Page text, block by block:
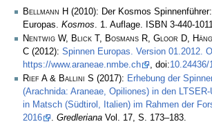
Bellmann H (2010): Der Kosmos
Europas. Kosmos . 1. Auflage. ISBN 3-440-
Nentwig W, Blick T, Bosmans R, Gloor D,
C (2012): Spinnen Europas. Version 01.2012.
https://www.araneae.nmbe.ch
, doi:10.24436/1
Rief A & Ballini S (2017): Erhebung der
(Arachnida: Araneae, Opiliones) in den
in Matsch (Südtirol, Italien) im Rahmen der
2016
. Gredleriana Vol. 17, S. 173–183.